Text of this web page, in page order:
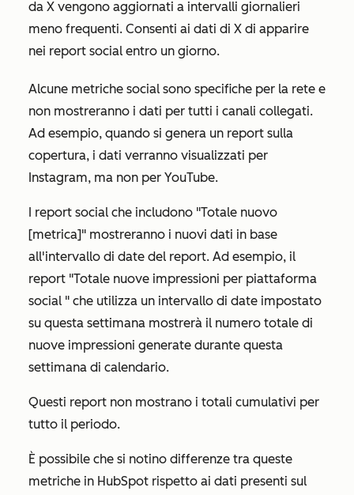
da X vengono aggiornati a intervalli giornalieri
meno frequenti. Consenti ai dati di X di apparire
nei report social entro un giorno.
Alcune metriche social sono specifiche per la rete e
non mostreranno i dati per tutti i canali collegati.
Ad esempio, quando si genera un report sulla
copertura, i dati verranno visualizzati per
Instagram, ma non per YouTube.
I report social che includono "Totale nuovo
[metrica]" mostreranno i nuovi dati in base
all'intervallo di date del report. Ad esempio, il
report "Totale nuove impressioni per piattaforma
social " che utilizza un intervallo di date impostato
su questa settimana mostrerà il numero totale di
nuove impressioni generate durante questa
settimana di calendario.
Questi report non mostrano i totali cumulativi per
tutto il periodo.
È possibile che si notino differenze tra queste
metriche in HubSpot rispetto ai dati presenti sul